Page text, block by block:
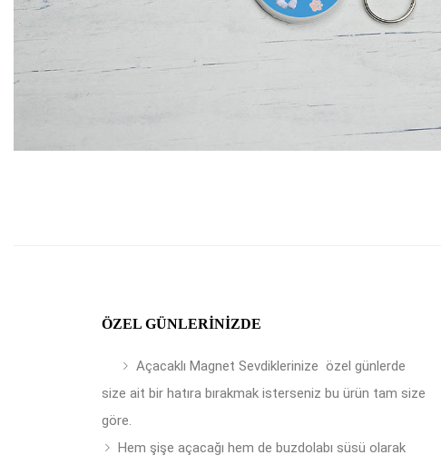
ÖZEL GÜNLERINIZDE
Açacaklı Magnet Sevdiklerinize özel günlerde
size ait bir hatıra bırakmak isterseniz bu ürün tam size
göre.
Hem şişe açacağı hem de buzdolabı süsü olarak